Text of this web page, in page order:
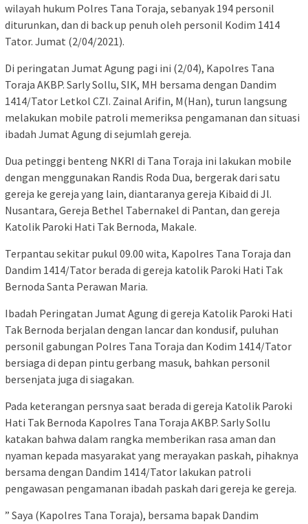
wilayah hukum Polres Tana Toraja, sebanyak 194 personil
diturunkan, dan di back up penuh oleh personil Kodim 1414
Tator. Jumat (2/04/2021).
Di peringatan Jumat Agung pagi ini (2/04), Kapolres Tana
Toraja AKBP. Sarly Sollu, SIK, MH bersama dengan Dandim
1414/Tator Letkol CZI. Zainal Arifin, M(Han), turun langsung
melakukan mobile patroli memeriksa pengamanan dan situasi
ibadah Jumat Agung di sejumlah gereja.
Dua petinggi benteng NKRI di Tana Toraja ini lakukan mobile
dengan menggunakan Randis Roda Dua, bergerak dari satu
gereja ke gereja yang lain, diantaranya gereja Kibaid di Jl.
Nusantara, Gereja Bethel Tabernakel di Pantan, dan gereja
Katolik Paroki Hati Tak Bernoda, Makale.
Terpantau sekitar pukul 09.00 wita, Kapolres Tana Toraja dan
Dandim 1414/Tator berada di gereja katolik Paroki Hati Tak
Bernoda Santa Perawan Maria.
Ibadah Peringatan Jumat Agung di gereja Katolik Paroki Hati
Tak Bernoda berjalan dengan lancar dan kondusif, puluhan
personil gabungan Polres Tana Toraja dan Kodim 1414/Tator
bersiaga di depan pintu gerbang masuk, bahkan personil
bersenjata juga di siagakan.
Pada keterangan persnya saat berada di gereja Katolik Paroki
Hati Tak Bernoda Kapolres Tana Toraja AKBP. Sarly Sollu
katakan bahwa dalam rangka memberikan rasa aman dan
nyaman kepada masyarakat yang merayakan paskah, pihaknya
bersama dengan Dandim 1414/Tator lakukan patroli
pengawasan pengamanan ibadah paskah dari gereja ke gereja.
” Saya (Kapolres Tana Toraja), bersama bapak Dandim